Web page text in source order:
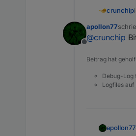
crunchip
Offline
apollon77
@crunchip
Beitrag hat
Debug-Log
Logfiles
apollon77